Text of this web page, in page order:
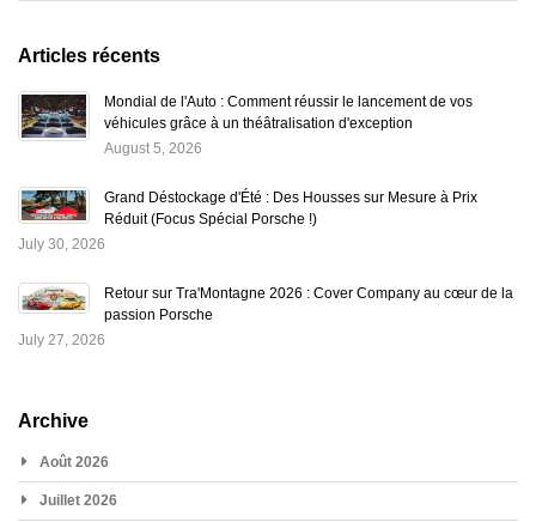
Articles récents
Mondial de l'Auto : Comment réussir le lancement de vos
véhicules grâce à un théâtralisation d'exception
August 5, 2026
Grand Déstockage d'Été : Des Housses sur Mesure à Prix
Réduit (Focus Spécial Porsche !)
July 30, 2026
Retour sur Tra'Montagne 2026 : Cover Company au cœur de la
passion Porsche
July 27, 2026
Archive
Août 2026
Juillet 2026